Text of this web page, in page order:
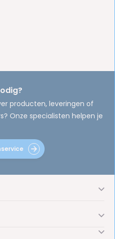
producten, leveringen of
Onze specialisten helpen je